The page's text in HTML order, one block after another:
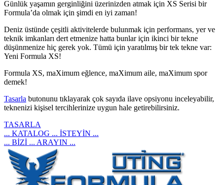
Günlük yaşamın gerginliğini üzerinizden atmak için XS Serisi bir
Formula’da olmak için şimdi en iyi zaman!
Deniz üstünde çeşitli aktivitelerde bulunmak için performans, yer ve
teknik imkanları dert etmenize hatta bunlar için ikinci bir tekne
düşünmenize hiç gerek yok. Tümü için yaratılmış bir tek tekne var:
Yeni Formula XS!
Formula XS, maXimum eğlence, maXimum aile, maXimum spor
demek!
Tasarla butonunu tıklayarak çok sayıda ilave opsiyonu inceleyabilir,
teknenizi kişisel tercihlerinize uygun hale getirebilirsiniz.
TASARLA
... KATALOG ... İSTEYİN ...
... BİZİ ... ARAYIN ...